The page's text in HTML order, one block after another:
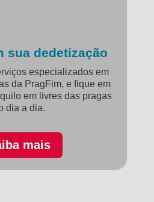
sua dedetização
especializados em
da PragFim, e fique em
em livres das pragas
dia a dia.
mais